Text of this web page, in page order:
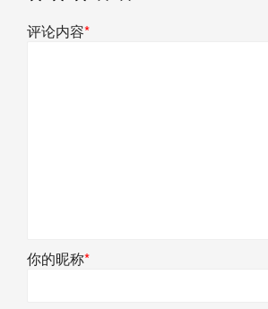
评论内容*
你的昵称*